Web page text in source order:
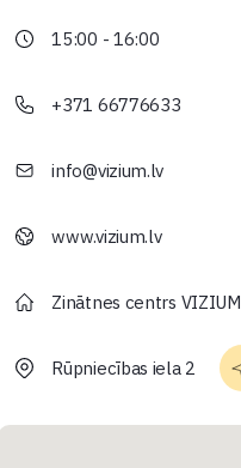
15:00 - 16:00
+371 66776633
info@vizium.lv
www.vizium.lv
Zinātnes centrs VIZIUM
Rūpniecības iela 2